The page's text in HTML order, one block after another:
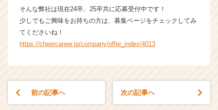
そんな弊社は現在24卒、25卒共に応募受付中です！
少しでもご興味をお持ちの方は、募集ページをチェックしてみ
てくださいね！
https://cheercareer.jp/company/offer_index/4013
前の記事へ 次の記事へ